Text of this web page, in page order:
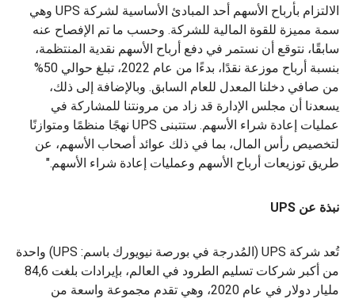
الالتزام بأرباح الأسهم أحد المبادئ الأساسية لشركة UPS وهي
سمة مميزة للقوة المالية للشركة. وحسب ما تم الإفصاح عنه
سابقًا، نتوقع أن نستمر في دفع أرباح الأسهم نقدية المنتظمة،
بنسبة أرباح موزعة نقدًا، بدءًا من عام 2022، تبلغ حوالي 50%
من صافي دخلنا المعدل للعام السابق. وبالإضافة إلى ذلك،
يسعدنا أن مجلس الإدارة قد زاد من مرونتنا للمشاركة في
عمليات إعادة شراء الأسهم. ستتبنى UPS نهجًا منظمًا ومتوازنًا
لتخصيص رأس المال، بما في ذلك عوائد أصحاب الأسهم، عن
طريق توزيعات أرباح الأسهم وعمليات إعادة شراء الأسهم."
نبذة عن UPS
تُعد شركة UPS (المُدرجة في بورصة نيويورك باسم: UPS) واحدة
من أكبر شركات تسليم الطرود في العالم، بإيرادات بلغت 84,6
مليار دولار في عام 2020، وهي تقدم مجموعة واسعة من